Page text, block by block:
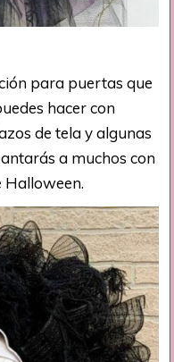
para puertas que
hacer con
de tela y algunas
a muchos con
Halloween.